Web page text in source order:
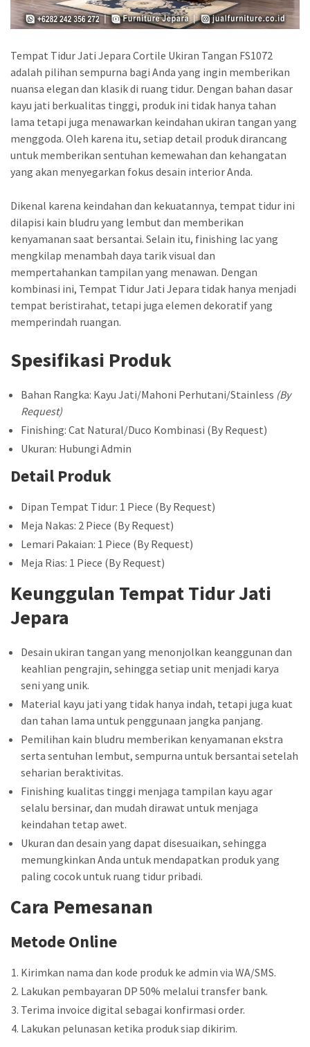
Tempat Tidur Jati Jepara Cortile Ukiran Tangan FS1072
adalah pilihan sempurna bagi Anda yang ingin memberikan
nuansa elegan dan klasik di ruang tidur. Dengan bahan dasar
kayu jati berkualitas tinggi, produk ini tidak hanya tahan
lama tetapi juga menawarkan keindahan ukiran tangan yang
menggoda. Oleh karena itu, setiap detail produk dirancang
untuk memberikan sentuhan kemewahan dan kehangatan
yang akan menyegarkan fokus desain interior Anda.
Dikenal karena keindahan dan kekuatannya, tempat tidur ini
dilapisi kain bludru yang lembut dan memberikan
kenyamanan saat bersantai. Selain itu, finishing lac yang
mengkilap menambah daya tarik visual dan
mempertahankan tampilan yang menawan. Dengan
kombinasi ini, Tempat Tidur Jati Jepara tidak hanya menjadi
tempat beristirahat, tetapi juga elemen dekoratif yang
memperindah ruangan.
Spesifikasi Produk
Bahan Rangka: Kayu Jati/Mahoni Perhutani/Stainless (By
Request)
Finishing: Cat Natural/Duco Kombinasi (By Request)
Ukuran: Hubungi Admin
Detail Produk
Dipan Tempat Tidur: 1 Piece (By Request)
Meja Nakas: 2 Piece (By Request)
Lemari Pakaian: 1 Piece (By Request)
Meja Rias: 1 Piece (By Request)
Keunggulan Tempat Tidur Jati
Jepara
Desain ukiran tangan yang menonjolkan keanggunan dan
keahlian pengrajin, sehingga setiap unit menjadi karya
seni yang unik.
Material kayu jati yang tidak hanya indah, tetapi juga kuat
dan tahan lama untuk penggunaan jangka panjang.
Pemilihan kain bludru memberikan kenyamanan ekstra
serta sentuhan lembut, sempurna untuk bersantai setelah
seharian beraktivitas.
Finishing kualitas tinggi menjaga tampilan kayu agar
selalu bersinar, dan mudah dirawat untuk menjaga
keindahan tetap awet.
Ukuran dan desain yang dapat disesuaikan, sehingga
memungkinkan Anda untuk mendapatkan produk yang
paling cocok untuk ruang tidur pribadi.
Cara Pemesanan
Metode Online
Kirimkan nama dan kode produk ke admin via WA/SMS.
Lakukan pembayaran DP 50% melalui transfer bank.
Terima invoice digital sebagai konfirmasi order.
Lakukan pelunasan ketika produk siap dikirim.